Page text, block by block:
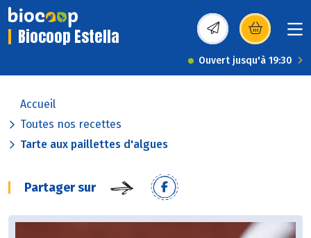
Biocoop Estella (s’ouvre dans une
Ouvert jusqu'à 19:30
Accueil
Toutes nos recettes
Tarte aux paillettes d'algues
Partager sur